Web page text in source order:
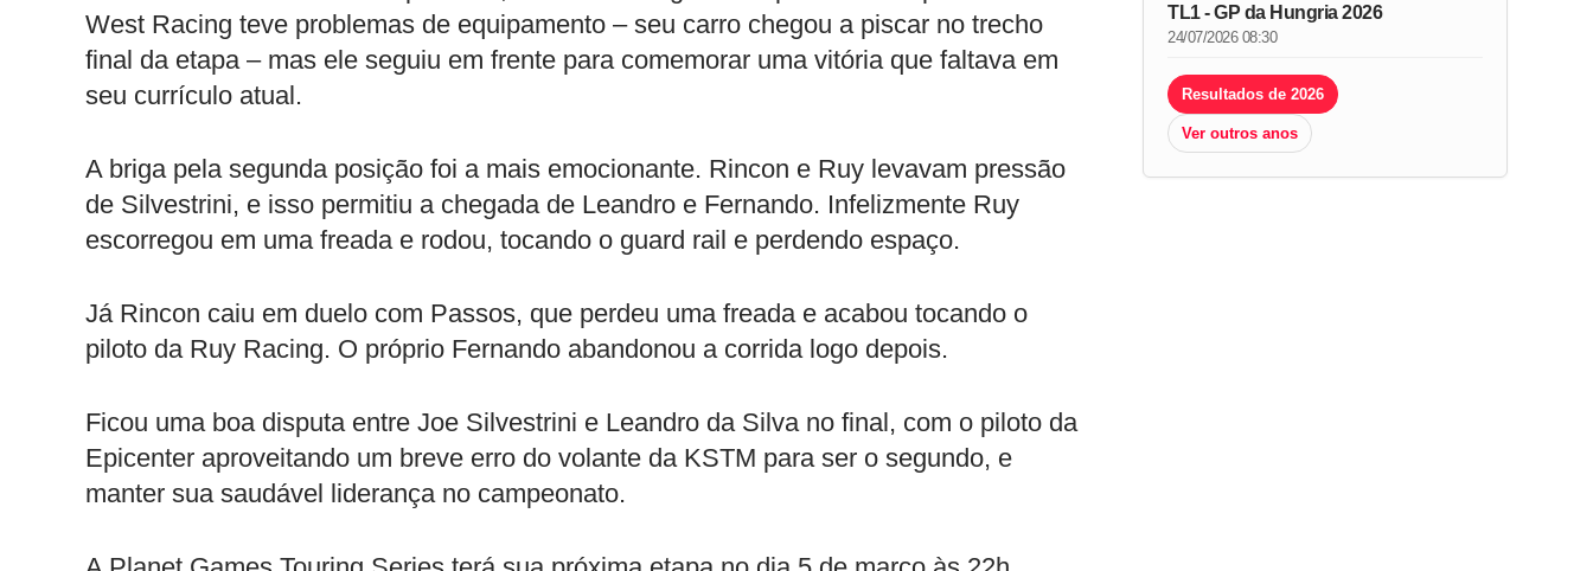
West Racing teve problemas de equipamento – seu carro chegou a piscar no trecho
final da etapa – mas ele seguiu em frente para comemorar uma vitória que faltava em
seu currículo atual.
A briga pela segunda posição foi a mais emocionante. Rincon e Ruy levavam pressão
de Silvestrini, e isso permitiu a chegada de Leandro e Fernando. Infelizmente Ruy
escorregou em uma freada e rodou, tocando o guard rail e perdendo espaço.
Já Rincon caiu em duelo com Passos, que perdeu uma freada e acabou tocando o
piloto da Ruy Racing. O próprio Fernando abandonou a corrida logo depois.
Ficou uma boa disputa entre Joe Silvestrini e Leandro da Silva no final, com o piloto da
Epicenter aproveitando um breve erro do volante da KSTM para ser o segundo, e
manter sua saudável liderança no campeonato.
TL1 - GP da Hungria 2026
24/07/2026 08:30
Resultados de 2026
Ver outros anos